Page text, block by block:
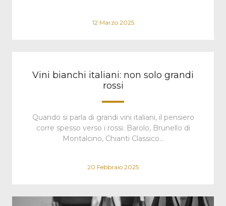
12 Marzo 2025
Vini bianchi italiani: non solo grandi
rossi
Quando si parla di grandi vini italiani, il pensiero
corre spesso verso i rossi. Barolo, Brunello di
Montalcino, Chianti Classico…
20 Febbraio 2025